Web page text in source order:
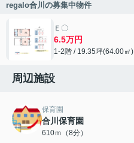
regalo合川の募集中物件
Ｅ〇
6.5万円
1-2階 / 19.35坪(64.00㎡)
周辺施設
保育園
合川保育園
610ｍ（8分）